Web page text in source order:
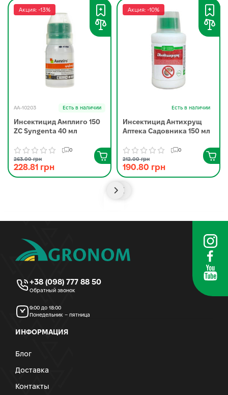
Акция: -13%
AA-10203 Есть в наличии
Инсектицид Амплиго 150
ZC Syngenta 40 мл
0
263.00 грн
228.81 грн
Акция: -10%
Есть в наличии
Инсектицид Антихрущ
Аптека Садовника 150 мл
0
212.00 грн
190.80 грн
+38 (098) 777 88 50
Обратный звонок
9:00 до 18:00
Понедельник – пятница
ИНФОРМАЦИЯ
Блог
Доставка
Контакты